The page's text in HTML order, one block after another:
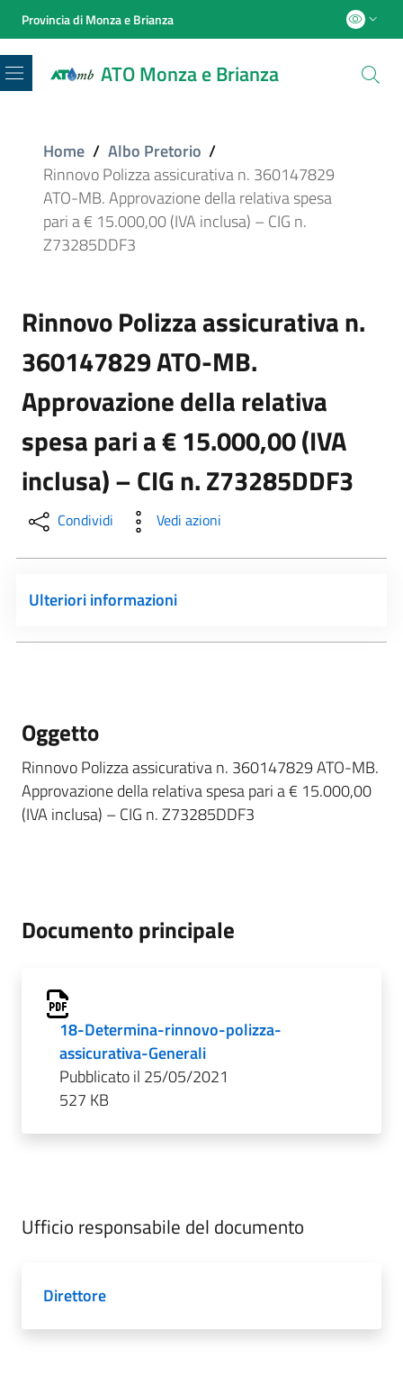
Provincia di Monza e Brianza
ATO Monza e Brianza
Menu
Home / Albo Pretorio /
Rinnovo Polizza assicurativa n. 360147829
ATO-MB. Approvazione della relativa spesa
pari a € 15.000,00 (IVA inclusa) – CIG n.
Z73285DDF3
Rinnovo Polizza assicurativa n.
360147829 ATO-MB.
Approvazione della relativa
spesa pari a € 15.000,00 (IVA
inclusa) – CIG n. Z73285DDF3
Condividi Vedi azioni
Ulteriori informazioni
Oggetto
Rinnovo Polizza assicurativa n. 360147829 ATO-MB.
Approvazione della relativa spesa pari a € 15.000,00
(IVA inclusa) – CIG n. Z73285DDF3
Documento principale
18-Determina-rinnovo-polizza-
assicurativa-Generali
Pubblicato il 25/05/2021
527 KB
Ufficio responsabile del documento
Direttore